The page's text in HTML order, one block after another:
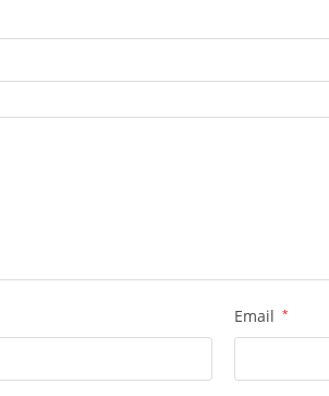
Email *